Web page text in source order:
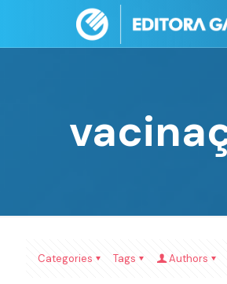
Categories Tags Authors